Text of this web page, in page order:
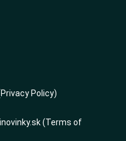
Policy)
(Terms of